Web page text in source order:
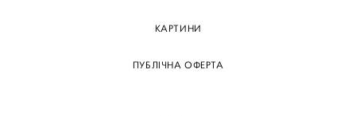
КАРТИНИ
ПУБЛІЧНА ОФЕРТА